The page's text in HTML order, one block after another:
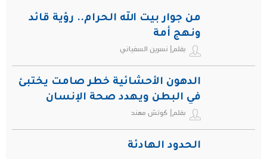
من جوار بيت الله الحرام.. رؤية قائد
ونهج أمة
بقلم| نسرين السفياني
الدهون الأحشائية خطر صامت يختبئ
في البطن ويهدد صحة الإنسان
بقلم| كوتش مهند
الحدود الهادئة